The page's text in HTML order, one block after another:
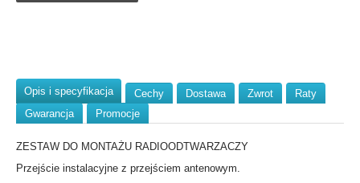
Opis i specyfikacja Cechy Dostawa Zwrot
Raty
Gwarancja
Promocje
ZESTAW DO MONTAŻU RADIOODTWARZACZY
Przejście instalacyjne z przejściem antenowym.